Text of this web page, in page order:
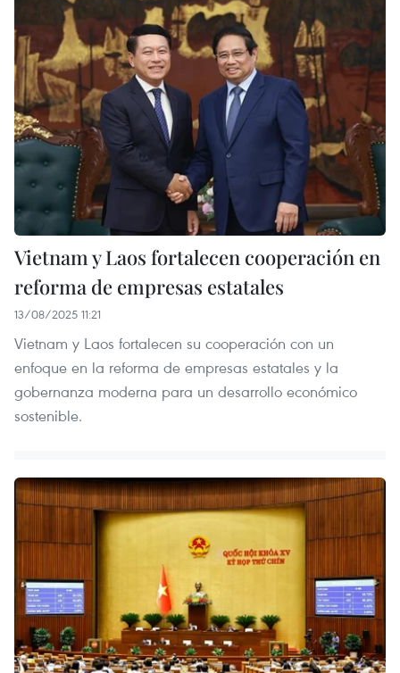
Vietnam y Laos fortalecen cooperación en
reforma de empresas estatales
13/08/2025 11:21
Vietnam y Laos fortalecen su cooperación con un
enfoque en la reforma de empresas estatales y la
gobernanza moderna para un desarrollo económico
sostenible.